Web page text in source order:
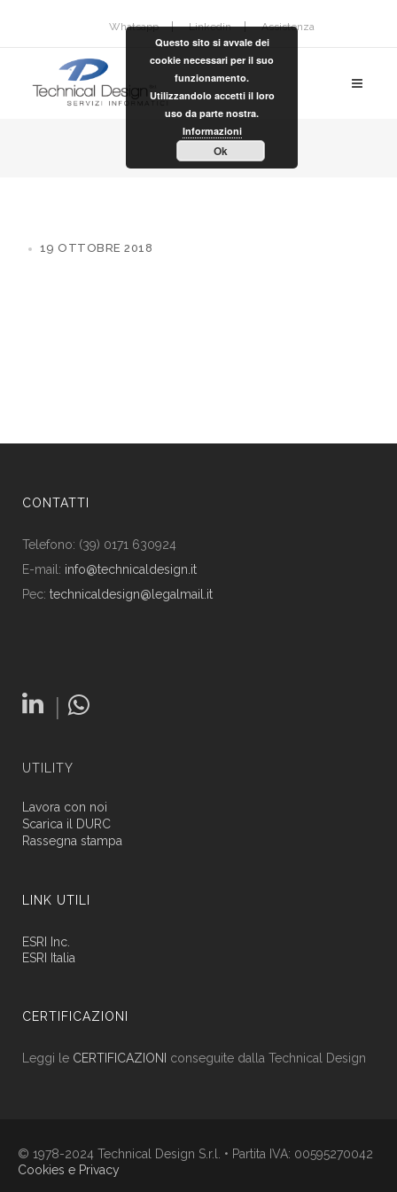
Whatsapp Linkedin Assistenza
19 OTTOBRE 2018
CONTATTI
Telefono: (39) 0171 630924
E-mail: info@technicaldesign.it
Pec: technicaldesign@legalmail.it
|
UTILITY
Lavora con noi
Scarica il DURC
Rassegna stampa
LINK UTILI
ESRI Inc.
ESRI Italia
CERTIFICAZIONI
Leggi le CERTIFICAZIONI conseguite dalla Technical Design
© 1978-2024 Technical Design S.r.l. • Partita IVA: 00595270042
Cookies e Privacy
Questo sito si avvale dei
cookie necessari per il suo
funzionamento.
Utilizzandolo accetti il loro
uso da parte nostra.
Informazioni
Ok